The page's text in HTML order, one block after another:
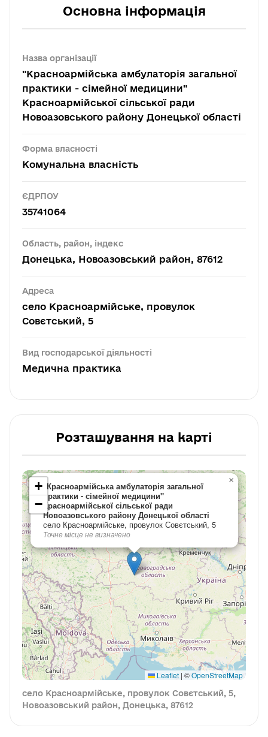
Основна інформація
Назва організації
"Красноармійська амбулаторія загальної
практики - сімейної медицини"
Красноармійської сільської ради
Новоазовського району Донецької області
Форма власності
Комунальна власність
ЄДРПОУ
35741064
Область, район, індекс
Донецька, Новоазовський район, 87612
Адреса
село Красноармійське, провулок
Совєтський, 5
Вид господарської діяльності
Медична практика
Розташування на карті
"Красноармійська амбулаторія загальної
практики - сімейної медицини"
Красноармійської сільської ради
Новоазовського району Донецької області
село Красноармійське, провулок Совєтський, 5
Точне місце не визначено
×
+
−
Leaflet | ©OpenStreetMap
село Красноармійське, провулок Совєтський, 5,
Новоазовський район, Донецька, 87612